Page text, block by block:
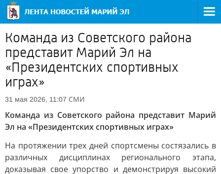
Команда из Советского района
представит Марий Эл на
«Президентских спортивных
играх»
31 мая 2026, 11:07 СМИ
Команда из Советского района представит Марий
Эл на «Президентских спортивных играх»
На протяжении трех дней спортсмены состязались в
различных дисциплинах регионального этапа,
доказывая свое упорство и демонстрируя высокий